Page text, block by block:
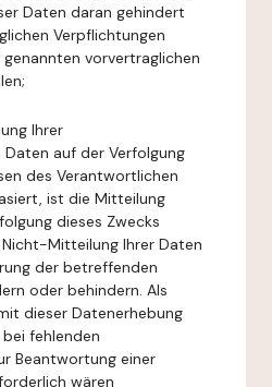
Daten daran gehindert
Verpflichtungen
vorvertraglichen
Ihrer
auf der Verfolgung
des Verantwortlichen
ist die Mitteilung
dieses Zwecks
Mitteilung Ihrer Daten
der betreffenden
oder behindern. Als
dieser Datenerhebung
fehlenden
Beantwortung einer
wären